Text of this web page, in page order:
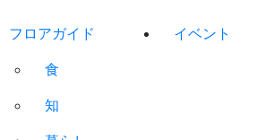
フロアガイド
食
知
イベント